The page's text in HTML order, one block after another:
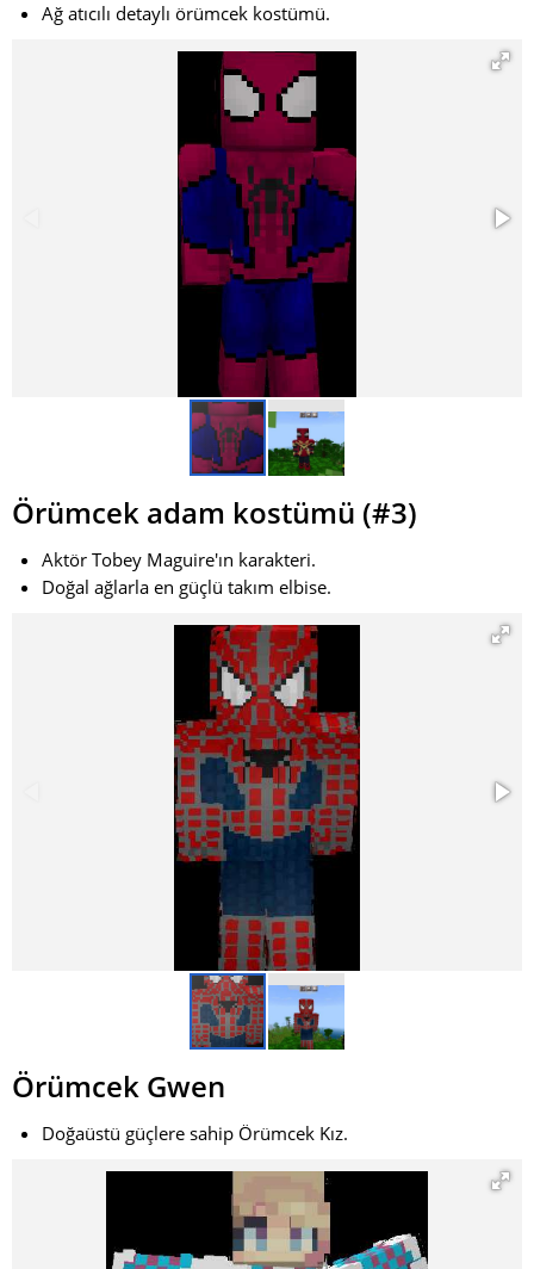
Ağ atıcılı detaylı örümcek kostümü.
Örümcek adam kostümü (#3)
Aktör Tobey Maguire'ın karakteri.
Doğal ağlarla en güçlü takım elbise.
Örümcek Gwen
Doğaüstü güçlere sahip Örümcek Kız.